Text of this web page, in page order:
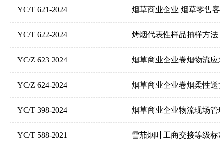
YC/T 621-2024 烟草商业企业 烟草零售
YC/T 622-2024 烤烟代表性样品抽样方法
YC/Z 623-2024 烟草商业企业卷烟物流
YC/Z 624-2024 烟草商业企业卷烟柔性
YC/T 398-2024 烟草商业企业物流现场管
YC/T 588-2021 雪茄烟叶工商交接等级标